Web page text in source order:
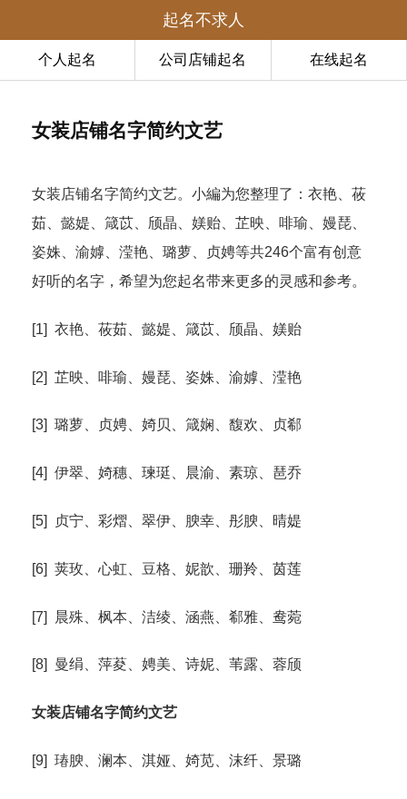
起名不求人
个人起名 公司店铺起名 在线起名
女装店铺名字简约文艺
女装店铺名字简约文艺。小編为您整理了：衣艳、莜
茹、懿媞、箴苡、颀晶、媄贻、芷映、啡瑜、嫚琵、
姿姝、渝嫭、滢艳、璐萝、贞娉等共246个富有创意
好听的名字，希望为您起名带来更多的灵感和参考。
[1] 衣艳、莜茹、懿媞、箴苡、颀晶、媄贻
[2] 芷映、啡瑜、嫚琵、姿姝、渝嫭、滢艳
[3] 璐萝、贞娉、婍贝、箴娴、馥欢、贞郗
[4] 伊翠、婍穗、瑓珽、晨渝、素琼、琶乔
[5] 贞宁、彩熠、翠伊、腴幸、彤腴、晴媞
[6] 荚玫、心虹、豆格、妮歆、珊羚、茵莲
[7] 晨殊、枫本、洁绫、涵燕、郗雅、鸯菀
[8] 曼绢、萍荾、娉美、诗妮、苇露、蓉颀
女装店铺名字简约文艺
[9] 瑃腴、澜本、淇娅、婍苋、沫纤、景璐